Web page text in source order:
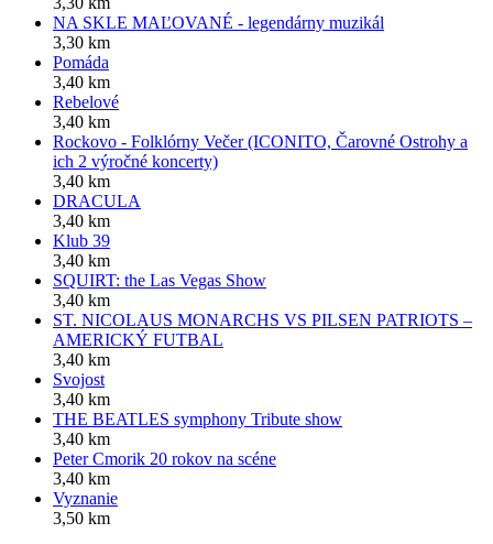
NA SKLE MAĽOVANÉ - legendárny muzikál
3,30 km
Pomáda
3,40 km
Rebelové
3,40 km
Rockovo - Folklórny Večer (ICONITO, Čarovné Ostrohy a
ich 2 výročné koncerty)
3,40 km
DRACULA
3,40 km
Klub 39
3,40 km
SQUIRT: the Las Vegas Show
3,40 km
ST. NICOLAUS MONARCHS VS PILSEN PATRIOTS –
AMERICKÝ FUTBAL
3,40 km
Svojost
3,40 km
THE BEATLES symphony Tribute show
3,40 km
Peter Cmorik 20 rokov na scéne
3,40 km
Vyznanie
3,50 km